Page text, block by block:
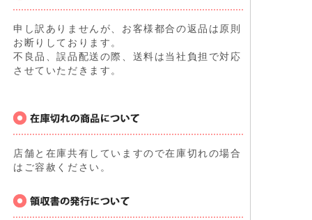
申し訳ありませんが、お客様都合の返品は原則
お断りしております。
不良品、誤品配送の際、送料は当社負担で対応
させていただきます。
店舗と在庫共有していますので在庫切れの場合
はご容赦ください。